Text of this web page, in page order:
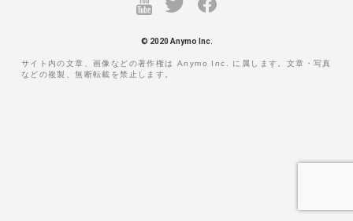
© 2020 Anymo Inc.
サイト内の文章、画像などの著作権は Anymo Inc. に属します。文章・写真
などの複製、無断転載を禁止します。